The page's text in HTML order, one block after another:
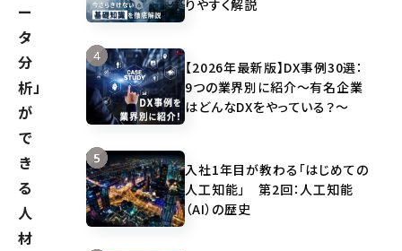
ー
タ
分
析」
が
で
き
る
人
材
りやすく解説
【2026年最新版】DX事例30選：
9つの業界別に紹介～有名企業
はどんなDXをやっている？～
入社1年目が教わる「はじめての
人工知能」 第2回：人工知能
（AI）の歴史